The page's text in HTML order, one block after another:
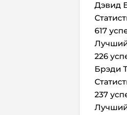
Дэвид
617
Лучший
226
Брэди
237
Лучший